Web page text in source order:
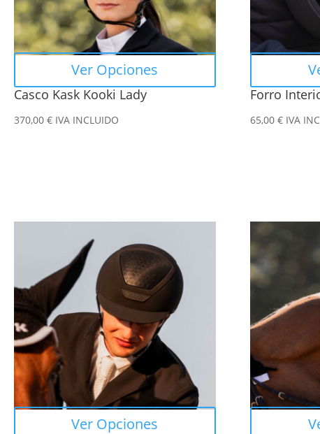
Casco Kask Kooki Lady
370,00 € IVA INCLUIDO
Ver Opciones
se
pueden
elegir
en
página
Forro
65,00€ IVA
se
pueden
elegir
en
página
Ver Opciones
múltiples
variantes.
Las
opciones
se
pueden
elegir
en
producto
tiene
múltiples
variantes.
Las
se
pueden
elegir
en